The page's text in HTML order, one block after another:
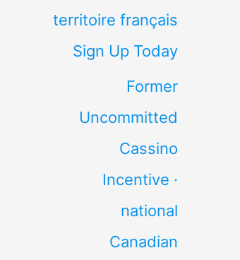
territoire français
Sign Up Today
Former
Uncommitted
Cassino
Incentive ·
national
Canadian